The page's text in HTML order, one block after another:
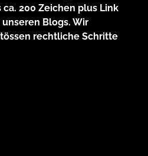
200 Zeichen plus Link
Blogs. Wir
rechtliche Schritte